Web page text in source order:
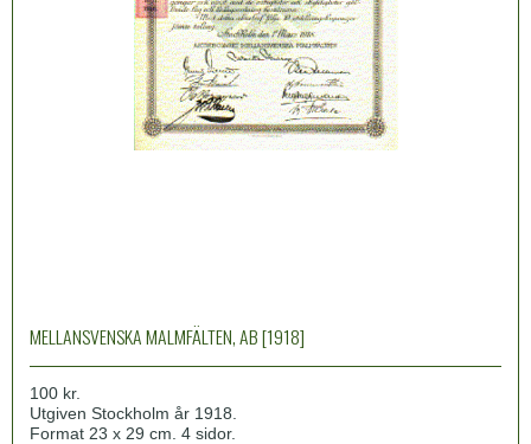
MELLANSVENSKA MALMFÄLTEN, AB [1918]
100 kr.
Utgiven Stockholm år 1918.
Format 23 x 29 cm. 4 sidor.